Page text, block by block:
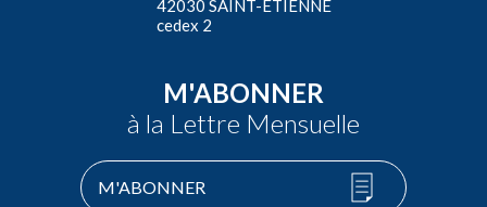
42030 SAINT-ÉTIENNE
cedex 2
M'ABONNER
à la Lettre Mensuelle
M'ABONNER